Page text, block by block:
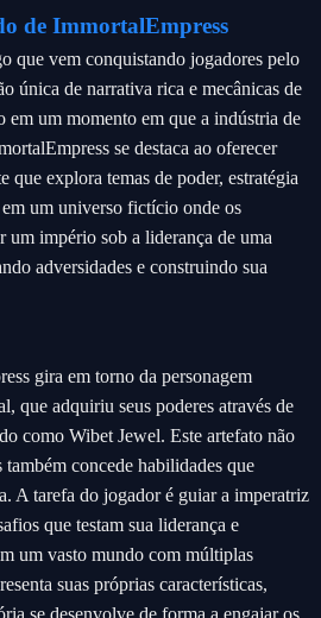
de ImmortalEmpress
que vem conquistando jogadores pelo
única de narrativa rica e mecânicas de
em um momento em que a indústria de
se destaca ao oferecer
que explora temas de poder, estratégia
um universo fictício onde os
um império sob a liderança de uma
adversidades e construindo sua
gira em torno da personagem
que adquiriu seus poderes através de
como Wibet Jewel. Este artefato não
também concede habilidades que
A tarefa do jogador é guiar a imperatriz
que testam sua liderança e
um vasto mundo com múltiplas
suas próprias características,
se desenvolve de forma a engajar os